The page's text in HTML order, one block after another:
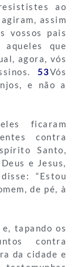
ao
assim
vossos pais
aqueles que
agora, vós
53Vós
e não a
ficaram
contra
Santo,
e Jesus,
“Estou
de pé, à
tapando os
contra
da cidade e